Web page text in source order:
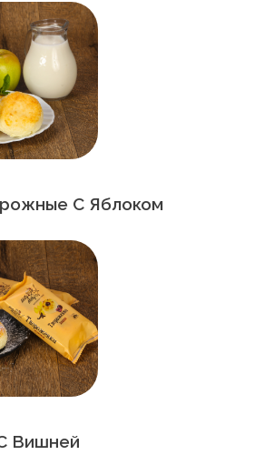
С Яблоком
Вишней